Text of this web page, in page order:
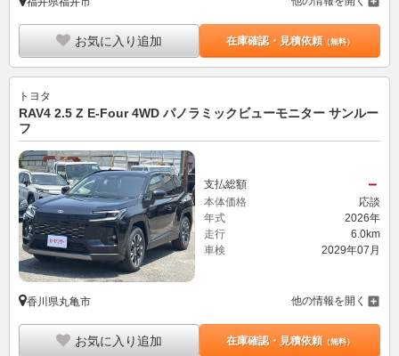
お気に入り追加 在庫確認・見積依頼（無料）
トヨタ
RAV4 2.5 Z E-Four 4WD パノラミックビューモニター サンルー
フ
支払総額 －
本体価格
応談
年式
2026年
走行
6.0km
車検
2029年07月
香川県丸亀市 他の情報を開く
お気に入り追加 在庫確認・見積依頼（無料）